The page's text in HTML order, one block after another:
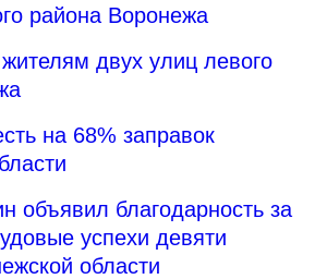
района Воронежа
двух улиц левого
на 68% заправок
объявил благодарность за
успехи девяти
области